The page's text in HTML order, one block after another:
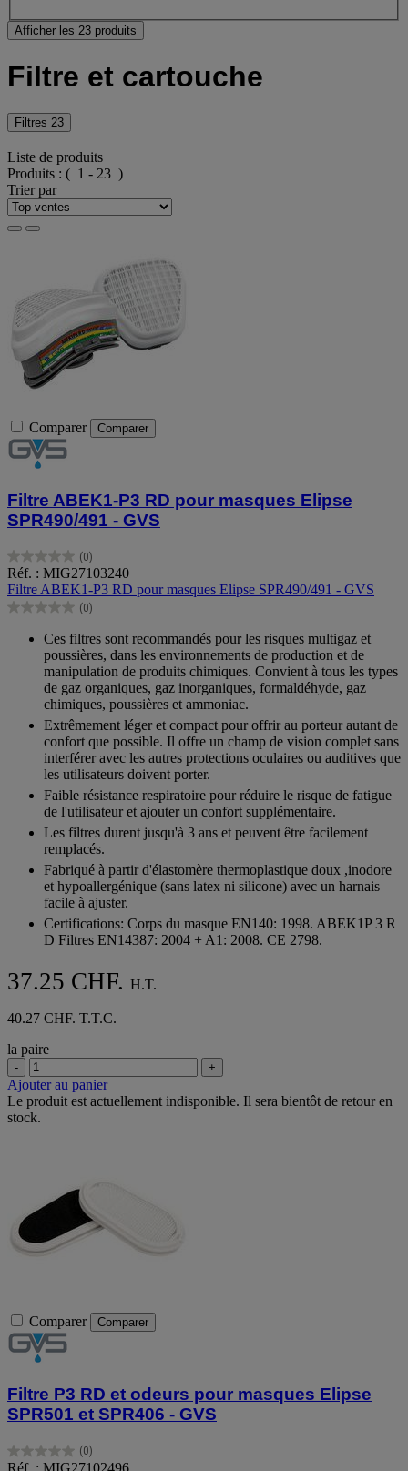
Afficher les 23 produits
Filtre et cartouche
Filtres 23
Liste de produits
Produits : ( 1 - 23 )
Trier par
Comparer Comparer
Filtre ABEK1-P3 RD pour masques Elipse
SPR490/491 - GVS
(0)
0.0
sur
5
étoiles.
Réf. : MIG27103240
Filtre ABEK1-P3 RD pour masques Elipse SPR490/491 - GVS
(0)
0.0
étoiles.
Ces filtres sont recommandés pour les risques multigaz et
poussières, dans les environnements de production et de
manipulation de produits chimiques. Convient à tous les types
de gaz organiques, gaz inorganiques, formaldéhyde, gaz
chimiques, poussières et ammoniac.
Extrêmement léger et compact pour offrir au porteur autant de
confort que possible. Il offre un champ de vision complet sans
interférer avec les autres protections oculaires ou auditives que
les utilisateurs doivent porter.
Faible résistance respiratoire pour réduire le risque de fatigue
de l'utilisateur et ajouter un confort supplémentaire.
Les filtres durent jusqu'à 3 ans et peuvent être facilement
remplacés.
Fabriqué à partir d'élastomère thermoplastique doux ,inodore
et hypoallergénique (sans latex ni silicone) avec un harnais
facile à ajuster.
Certifications: Corps du masque EN140: 1998. ABEK1P 3 R
D Filtres EN14387: 2004 + A1: 2008. CE 2798.
37.25 CHF. H.T.
40.27 CHF. T.T.C.
la paire
- +
Ajouter au panier
Le produit est actuellement indisponible. Il sera bientôt de retour en
stock.
Comparer Comparer
Filtre P3 RD et odeurs pour masques Elipse
SPR501 et SPR406 - GVS
(0)
0.0
Réf. : MIG27102496